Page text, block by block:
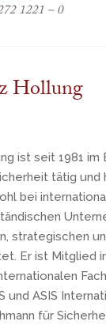
1221 – 0
Hollung
ist seit 1981 im
tätig und
bei
strategischen
Er ist Mitglied
und ASIS
für